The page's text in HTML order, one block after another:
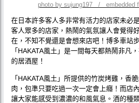
photo by sujung197 / embedded
在日本許多客人多非常有活力的店家未必
客人眾多的店家，熱鬧的氣氛讓人會覺得
在，不知不覺還是會想來店吧！博多車站
「HAKATA風土」是一間每天都熱鬧非凡
的居酒屋！
「HAKATA風土」所提供的竹炭烤雞，香
肉，包準只要吃過一次一定會上癮！而店
讓大家能感受到濃濃的和風氣息。酒的種